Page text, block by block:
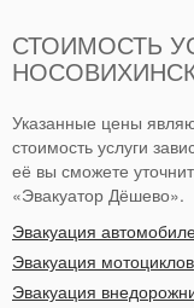
СТОИМОСТЬ
Указанные цены
стоимость услуги
её вы сможете
«Эвакуатор Дёшево».
Эвакуация
Эвакуация мотоциклов
Эвакуация